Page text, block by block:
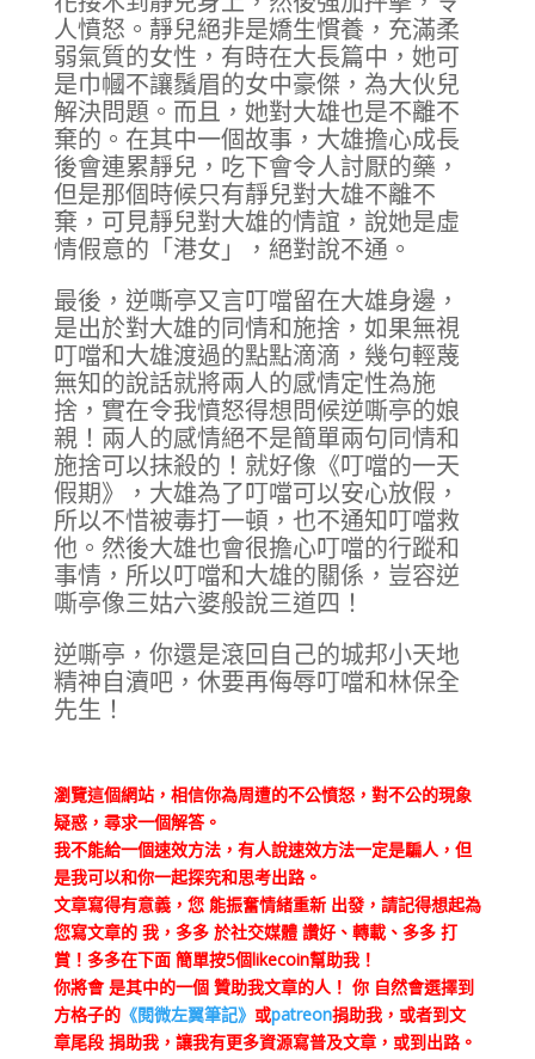
人憤怒。靜兒絕非是嬌生慣養，充滿柔
弱氣質的女性，有時在大長篇中，她可
是巾幗不讓鬚眉的女中豪傑，為大伙兒
解決問題。而且，她對大雄也是不離不
棄的。在其中一個故事，大雄擔心成長
後會連累靜兒，吃下會令人討厭的藥，
但是那個時候只有靜兒對大雄不離不
棄，可見靜兒對大雄的情誼，說她是虛
情假意的「港女」，絕對說不通。
最後，逆嘶亭又言叮噹留在大雄身邊，
是出於對大雄的同情和施捨，如果無視
叮噹和大雄渡過的點點滴滴，幾句輕蔑
無知的說話就將兩人的感情定性為施
捨，實在令我憤怒得想問候逆嘶亭的娘
親！兩人的感情絕不是簡單兩句同情和
施捨可以抹殺的！就好像《叮噹的一天
假期》，大雄為了叮噹可以安心放假，
所以不惜被毒打一頓，也不通知叮噹救
他。然後大雄也會很擔心叮噹的行蹤和
事情，所以叮噹和大雄的關係，豈容逆
嘶亭像三姑六婆般說三道四！
逆嘶亭，你還是滾回自己的城邦小天地
精神自瀆吧，休要再侮辱叮噹和林保全
先生！
瀏覽這個網站，相信你為周遭的不公憤怒，對不公的現象
疑惑，尋求一個解答。
我不能給一個速效方法，有人說速效方法一定是騙人，但
是我可以和你一起探究和思考出路。
文章寫得有意義，您 能振奮情緒重新 出發，請記得想起為
您寫文章的 我，多多 於社交媒體 讚好、轉載、多多 打
賞！多多在下面 簡單按5個likecoin幫助我！
你將會 是其中的一個 贊助我文章的人！ 你 自然會選擇到
方格子的《閱微左翼筆記》 或patreon捐助我，或者到文
章尾段 捐助我，讓我有更多資源寫普及文章，或到出路。